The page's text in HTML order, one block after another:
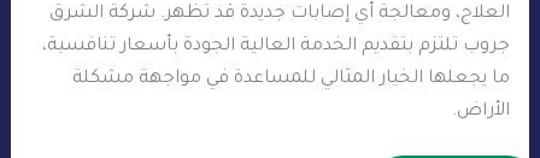
العلاج، ومعالجة أي إصابات جديدة قد تظهر. شركة الشرق
جروب تلتزم بتقديم الخدمة العالية الجودة بأسعار تنافسية،
ما يجعلها الخيار المثالي للمساعدة في مواجهة مشكلة
الأراض.